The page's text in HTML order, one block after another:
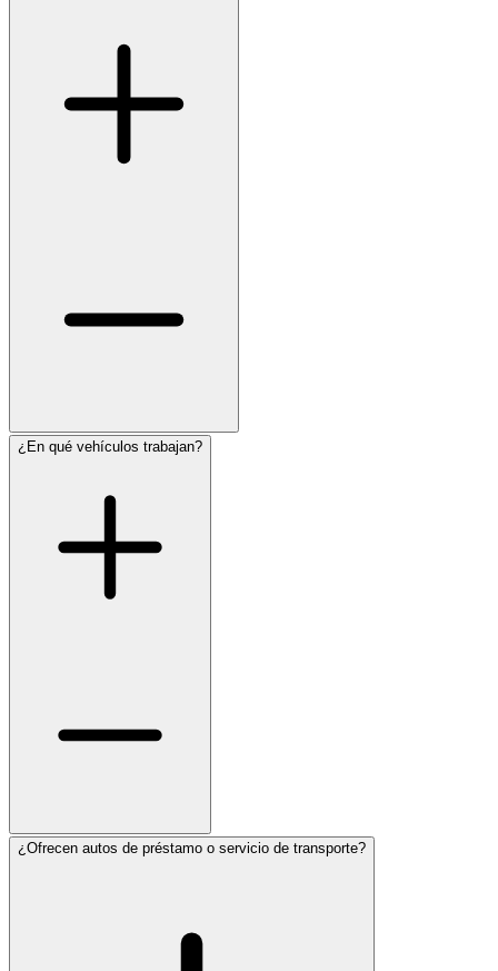
¿En qué vehículos trabajan?
¿Ofrecen autos de préstamo o servicio de transporte?